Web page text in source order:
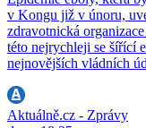
v Kongu již v únoru,
zdravotnická
této nejrychleji se šířící
nejnovějších vládních
Aktuálně.cz - Zprávy